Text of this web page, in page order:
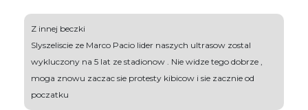
Z innej beczki
Slyszeliscie ze Marco Pacio lider naszych ultrasow zostal
wykluczony na 5 lat ze stadionow . Nie widze tego dobrze ,
moga znowu zaczac sie protesty kibicow i sie zacznie od
poczatku